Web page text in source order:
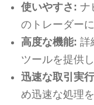
使いやすさ: ナ
のトレーダー
高度な機能: 詳
ツールを提供し
迅速な取引実
め迅速な処理